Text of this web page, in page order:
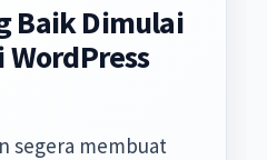
Baik Dimulai
WordPress
segera membuat